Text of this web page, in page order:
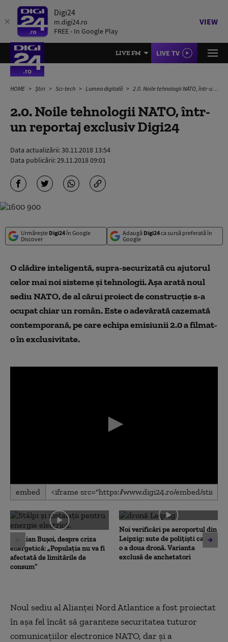
Digi24
m.digi24.ro
FREE - In Google Play
VIEW
LIVE FM LIVE TV
HOME Știri Sci-tech Lumea digitală 2.0. Noile tehnologii NATO, într-un reportaj exclusiv Digi24
2.0. Noile tehnologii NATO, într-
un reportaj exclusiv Digi24
Data actualizării:30.11.2018 13:54
Data publicării:29.11.2018 09:01
Urmărește Digi24în Google
Discover
Adaugă Digi24ca sursă preferată în
Google
O clădire inteligentă, supra-securizată cu ajutorul
celor mai noi sisteme şi tehnologii. Aşa arată noul
sediu NATO, de al cărui proiect de construcţie s-a
ocupat chiar un român. Este o adevărată cazemată
contemporană, pe care echipa emisiunii 2.0 a filmat-
o în exclusivitate.
0
seconds
0
seconds
embed
Cristian Bușoi, despre criza
energetică: „Populația nu va fi
afectată de limitările de
consum”
Noi verificări pe aeroportul din
Leipzig: sute de polițiști caută
o a doua dronă. Varianta
exclusă de anchetatori
Noul sediu al Alianţei Nord Atlantice a fost proiectat
în aşa fel încât să garanteze securitatea tuturor
comunicaţiilor electronice NATO, dar şi a